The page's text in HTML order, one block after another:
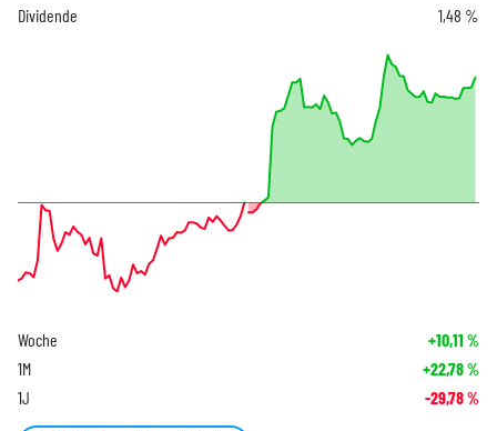
Dividende
1,48 %
Woche +10,11 %
1M +22,78%
1J -29,78%